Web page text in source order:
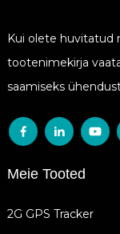
Kui olete huvitatud
tootenimekirja
saamiseks
Meie Tooted
2G GPS Tracker